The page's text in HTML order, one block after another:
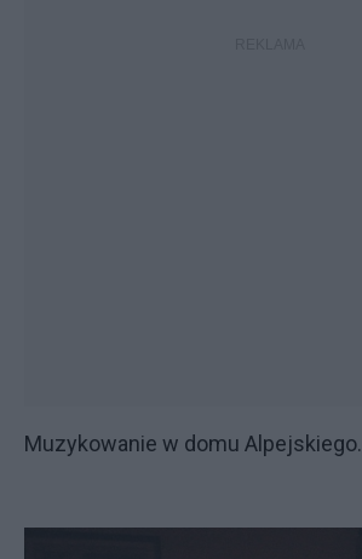
Muzykowanie w domu Alpejskiego.